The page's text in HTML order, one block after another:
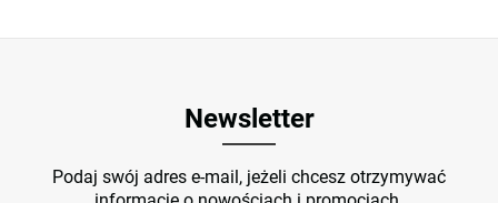
Newsletter
Podaj swój adres e-mail, jeżeli chcesz otrzymywać